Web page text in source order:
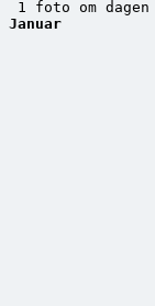
Januar